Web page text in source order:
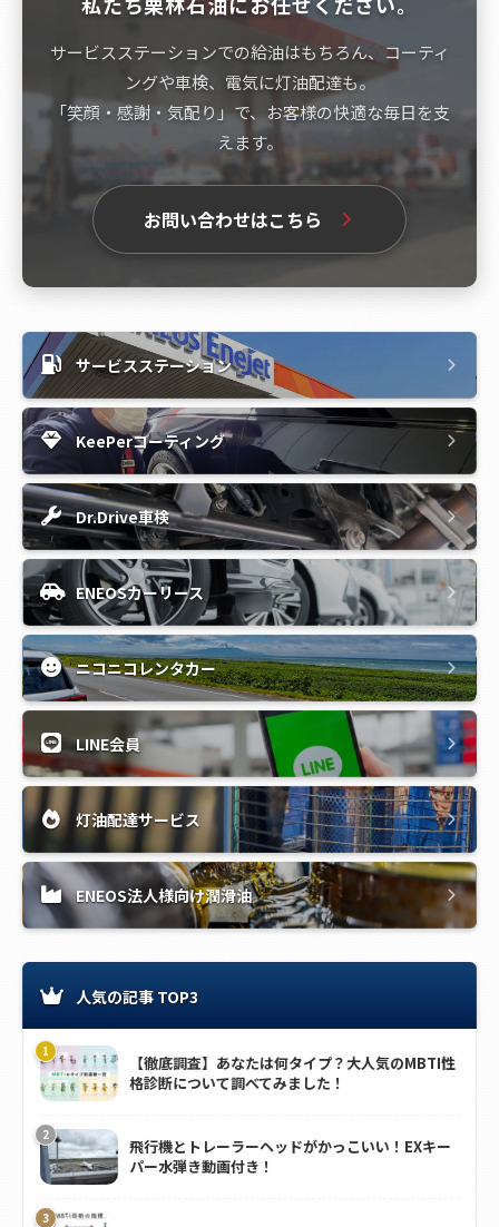
サービスステーションでの給油はもちろん、コーティ
ングや車検、電気に灯油配達も。
「笑顔・感謝・気配り」で、お客様の快適な毎日を支
えます。
お問い合わせはこちら
サービスステーション
KeePerコーティング
Dr.Drive車検
ENEOSカーリース
ニコニコレンタカー
LINE会員
灯油配達サービス
ENEOS法人様向け潤滑油
人気の記事 TOP3
【徹底調査】あなたは何タイプ？大人気のMBTI性
格診断について調べてみました！
飛行機とトレーラーヘッドがかっこいい！EXキー
パー水弾き動画付き！